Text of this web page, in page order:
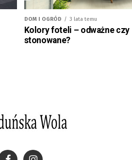
DOM I OGRÓD 3 lata temu
Kolory foteli – odważne czy
stonowane?